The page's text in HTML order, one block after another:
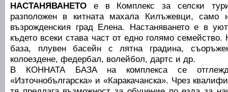
НАСТАНЯВАНЕТО е в Комплекс за селски
разположен в китната махала Килъжевци,
възрожденския град Елена. Настаняването е в
където всеки става част от едно голямо
база, плувен басейн с лятна градина,
колоездене, федербал, волейбол, дартс и др.
В КОННАТА БАЗА на комплекса се
«Източнобългарска» и «Каракачанска». Чрез